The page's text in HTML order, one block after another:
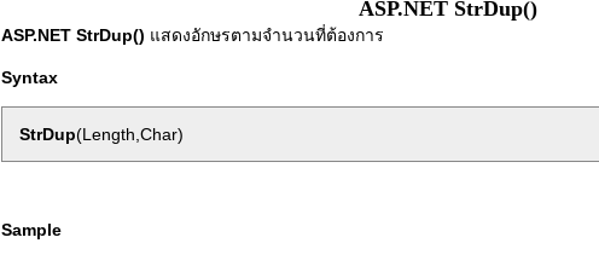
ASP.NET StrDup()
ASP.NET StrDup() แสดงอักษรตามจำนวนที่ต้องการ
Syntax
StrDup(Length,Char)
Sample